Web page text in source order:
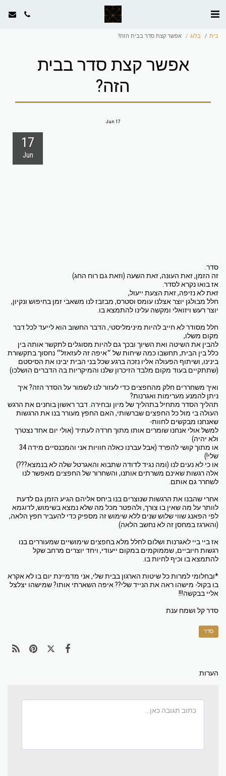
בית בלוג אפשר קצת סדר בבית הזה?
אפשר קצת סדר בבית
הזה?
17
Jun
17
Jun
סדר.
זה הזמן, זאת העונה, זאת השעה (וזאת גם רוח החג)
אז בואו נקרא לסדר.
זאת לא נזיפה, זאת הצעת ייעול,
חלל מבולגן יוצר אצלנו עומס וסטרס, מבזבז לנו משאבי זמן בחיפוש ונקיון,
יוצר רעש ויזואלי ומקשה עלינו להתמצא בו.
חלל מסודר לא חייב להיות מינימליסטי, הדבר החשוב הוא לייעד לכל דבר
מקום משלו,
להבין את השיטה ואת השיוך ובכך גם להיות מסוגלים לתקשר אותה בין
כלל בין הבית, תחשבו כמה שיחות של ״איפה זה לעזאזל״ נחסוך בתקשורת
בינינו, ושיתוף הפעולה אליו נזכה ברגע שכל בני הבית יבינו את הסיסטם
(שתתקיים בעוד מקום מלבד הזיכרון שלנו והמיקריות בה הדברים הושלכו)
ואיך משחררים חלק מהחפצים כדי לעזור לנו לשמור על הסדר הזה? איך
ניתן להמנע מערימות ואגרנות?
תהליך הסדר מתחיל בתהליך של מיון ובחירה. דבר ראשון בוחנים את הרגש
העולה בי מול כל החפצים שברשותי, האם החפץ מעורר בנו את הרגשות
שאנחנו מבקשים לחוות-
למשל אולי אנחנו שומרים אותו מתוך חרדה לעתיד (אולי יום אחד נצטרך
ולא יהיה)
או מתוך קושי להפרד (אבל עברנו כאלה חוויות אני והמכנסיים מידה 34
שלי!)
או כי לא נעים לנו (ומה נגיד לדודה שתבוא והאגרטל שלה לא בנמצא???)
אלה רגשות שאינם משרתים אותנו, והשחרור של החפצים מאפשר לנו
לשחרר גם אותם.
אחרי שהבנו את הרגשות שנוצרים בנו ביחס אליהם הגיע הזמן גם לדעת
לוותר על מה שאין בו צורך, ולהפטר מכל מה שלא נמצא בשימוש, לדוגמא
לפי הפאנג שווי שלוש שנים ללא שימוש זה מספיק כדי להעביר חפץ הלאה,
(והארגז במחסן זה לא נחשב הלאה)
אז ביי ביי לאגרנות ושלום לחלל מלא בחפצים שימושיים שמעוררים בנו
רגשות חיוביים, שממוקמים במקום ייעודי, ויחד יוצרים מרחב שקל
להתמצא בו וכיף לחיות בו.
*ובחלומי למרות כל שיטות הארגון בבית שלי, אני מדמיינת יום בו לא אקרא
בו בקול- מישהו ראה את הנייד שלי?? איפה השארתי אותו? שמישהו יצלצל
אליי בבקשה!!!
סדר קל ושמח ענת
סדר
הערות